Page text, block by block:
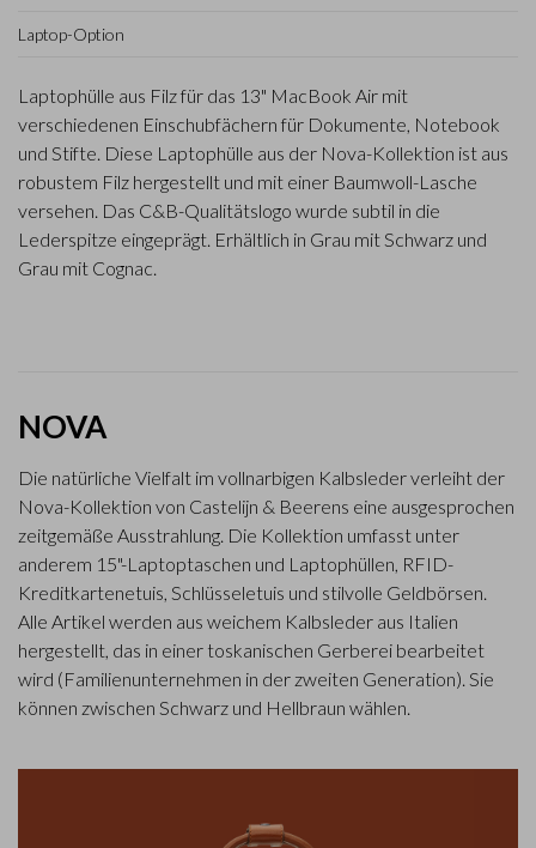
Laptop-Option
Laptophülle aus Filz für das 13" MacBook Air mit
verschiedenen Einschubfächern für Dokumente, Notebook
und Stifte. Diese Laptophülle aus der Nova-Kollektion ist aus
robustem Filz hergestellt und mit einer Baumwoll-Lasche
versehen. Das C&B-Qualitätslogo wurde subtil in die
Lederspitze eingeprägt. Erhältlich in Grau mit Schwarz und
Grau mit Cognac.
NOVA
Die natürliche Vielfalt im vollnarbigen Kalbsleder verleiht der
Nova-Kollektion von Castelijn & Beerens eine ausgesprochen
zeitgemäße Ausstrahlung. Die Kollektion umfasst unter
anderem 15"-Laptoptaschen und Laptophüllen, RFID-
Kreditkartenetuis, Schlüsseletuis und stilvolle Geldbörsen.
Alle Artikel werden aus weichem Kalbsleder aus Italien
hergestellt, das in einer toskanischen Gerberei bearbeitet
wird (Familienunternehmen in der zweiten Generation). Sie
können zwischen Schwarz und Hellbraun wählen.